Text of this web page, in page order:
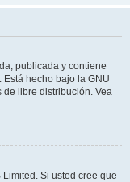
publicada y contiene
. Está hecho bajo la GNU
de libre distribución. Vea
Si usted cree que